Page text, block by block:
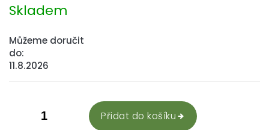
Skladem
Můžeme doručit
do:
11.8.2026
Přidat do košíku